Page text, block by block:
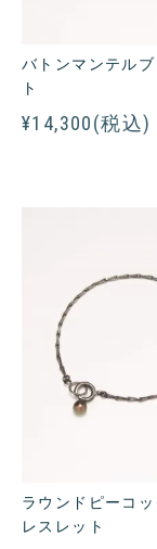
バトンマンテルブ
ト
¥14,300(税込)
ラウンドピーコ
レスレット